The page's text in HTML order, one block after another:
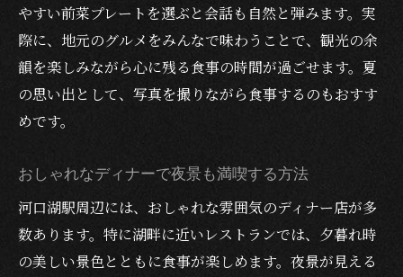
やすい前菜プレートを選ぶと会話も自然と弾みます。実
際に、地元のグルメをみんなで味わうことで、観光の余
韻を楽しみながら心に残る食事の時間が過ごせます。夏
の思い出として、写真を撮りながら食事するのもおすす
めです。
おしゃれなディナーで夜景も満喫する方法
河口湖駅周辺には、おしゃれな雰囲気のディナー店が多
数あります。特に湖畔に近いレストランでは、夕暮れ時
の美しい景色とともに食事が楽しめます。夜景が見える